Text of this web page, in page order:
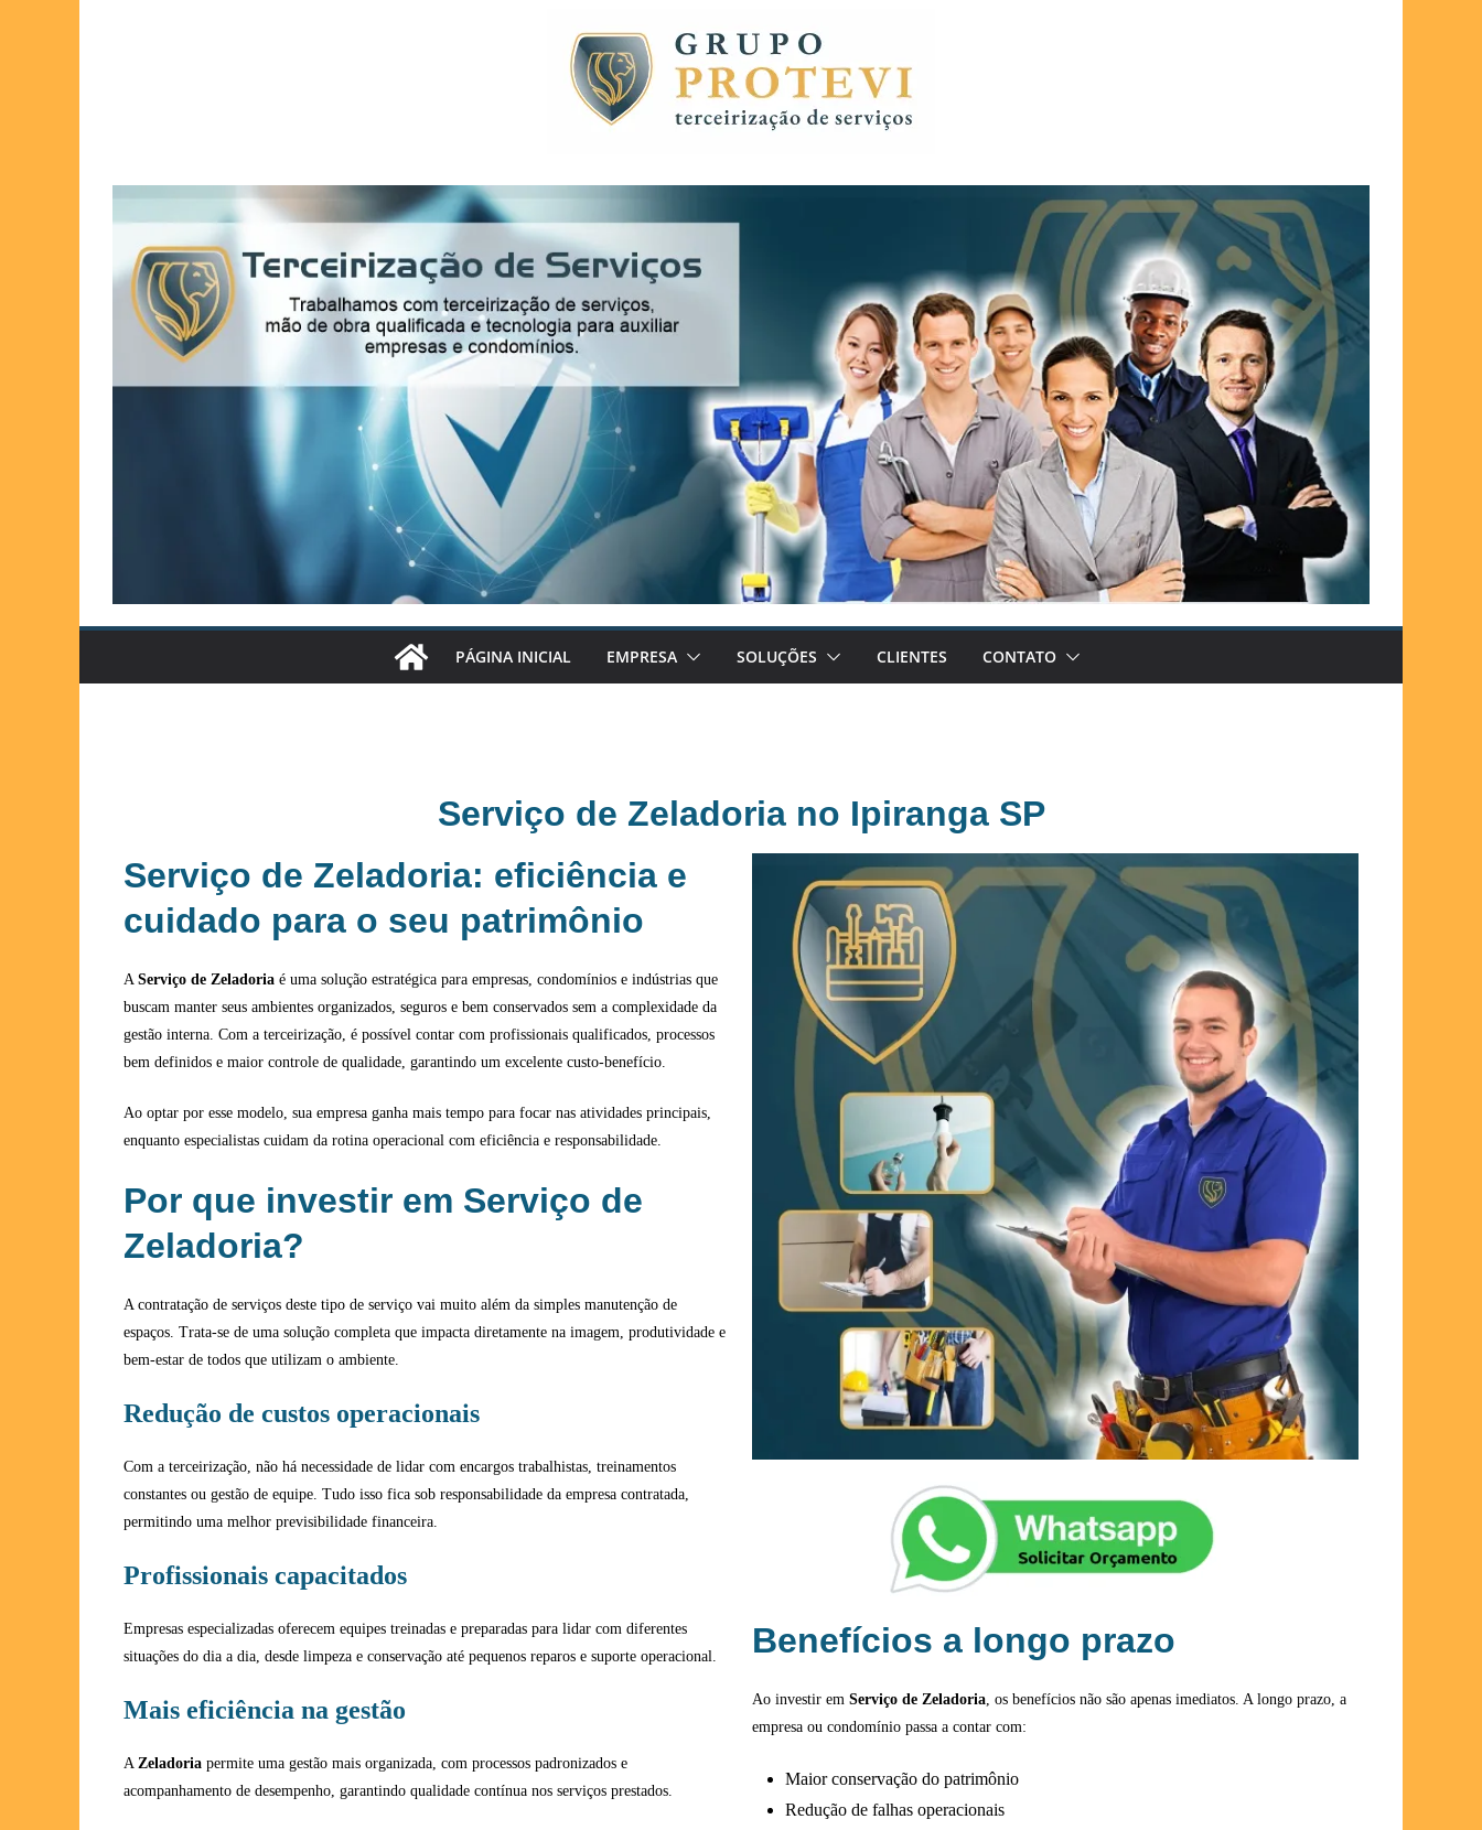
PÁGINA INICIAL EMPRESA SOLUÇÕES CLIENTES CONTATO
Serviço de Zeladoria no Ipiranga SP
Serviço de Zeladoria: eficiência e
cuidado para o seu patrimônio
A Serviço de Zeladoria é uma solução estratégica para empresas, condomínios e indústrias que
buscam manter seus ambientes organizados, seguros e bem conservados sem a complexidade da
gestão interna. Com a terceirização, é possível contar com profissionais qualificados, processos
bem definidos e maior controle de qualidade, garantindo um excelente custo-benefício.
Ao optar por esse modelo, sua empresa ganha mais tempo para focar nas atividades principais,
enquanto especialistas cuidam da rotina operacional com eficiência e responsabilidade.
Por que investir em Serviço de
Zeladoria?
A contratação de serviços deste tipo de serviço vai muito além da simples manutenção de
espaços. Trata-se de uma solução completa que impacta diretamente na imagem, produtividade e
bem-estar de todos que utilizam o ambiente.
Redução de custos operacionais
Com a terceirização, não há necessidade de lidar com encargos trabalhistas, treinamentos
constantes ou gestão de equipe. Tudo isso fica sob responsabilidade da empresa contratada,
permitindo uma melhor previsibilidade financeira.
Profissionais capacitados
Empresas especializadas oferecem equipes treinadas e preparadas para lidar com diferentes
situações do dia a dia, desde limpeza e conservação até pequenos reparos e suporte operacional.
Mais eficiência na gestão
A Zeladoria permite uma gestão mais organizada, com processos padronizados e
acompanhamento de desempenho, garantindo qualidade contínua nos serviços prestados.
Benefícios a longo prazo
Ao investir em Serviço de Zeladoria, os benefícios não são apenas imediatos. A longo prazo, a
empresa ou condomínio passa a contar com:
Maior conservação do patrimônio
Redução de falhas operacionais